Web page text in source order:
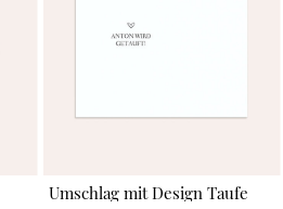
Umschlag mit Design Taufe